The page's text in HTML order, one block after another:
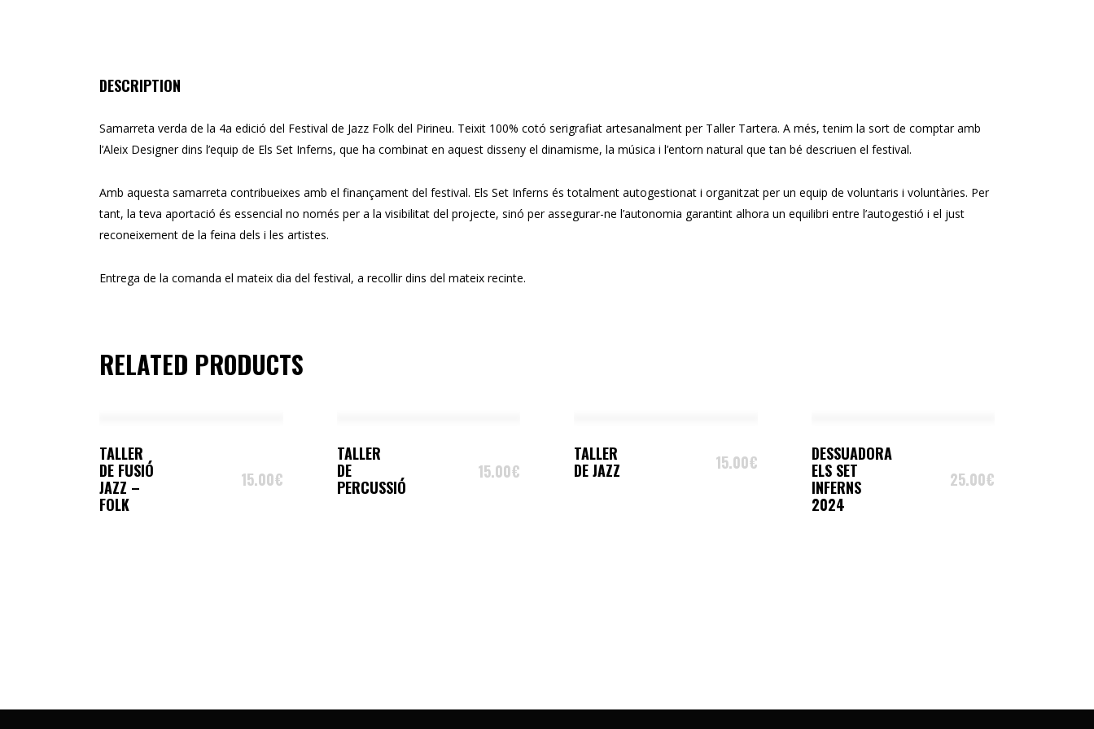
DESCRIPTION
Samarreta verda de la 4a edició del Festival de Jazz Folk del Pirineu. Teixit 100% cotó serigrafiat artesanalment per Taller Tartera. A més, tenim la sort de comptar amb
l’Aleix Designer dins l’equip de Els Set Inferns, que ha combinat en aquest disseny el dinamisme, la música i l’entorn natural que tan bé descriuen el festival.
Amb aquesta samarreta contribueixes amb el finançament del festival. Els Set Inferns és totalment autogestionat i organitzat per un equip de voluntaris i voluntàries. Per
tant, la teva aportació és essencial no només per a la visibilitat del projecte, sinó per assegurar-ne l’autonomia garantint alhora un equilibri entre l’autogestió i el just
reconeixement de la feina dels i les artistes.
Entrega de la comanda el mateix dia del festival, a recollir dins del mateix recinte.
RELATED PRODUCTS
TALLER
DE FUSIÓ
JAZZ –
FOLK
15.00€
TALLER
DE
PERCUSSIÓ
15.00€
TALLER
DE JAZZ
15.00€
DESSUADORA
ELS SET
INFERNS
2024
25.00€